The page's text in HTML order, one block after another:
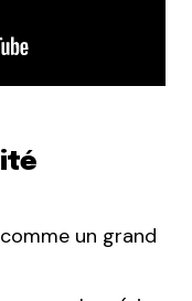
un grand